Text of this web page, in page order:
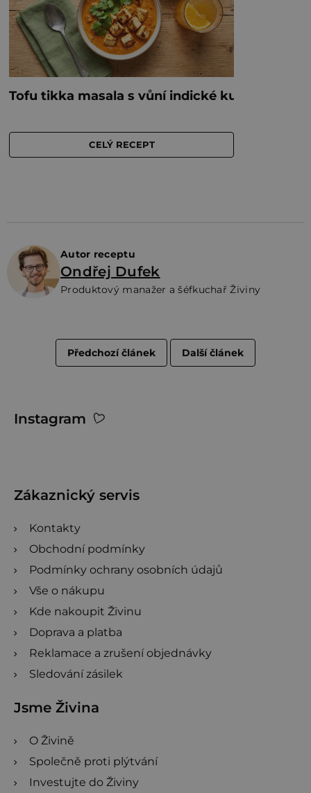
Autor receptu
Ondřej Dufek
Produktový manažer a šéfkuchař Živiny
Předchozí článek Další článek
Instagram
Zákaznický servis
Kontakty
Obchodní podmínky
Podmínky ochrany osobních údajů
Vše o nákupu
Kde nakoupit Živinu
Doprava a platba
Reklamace a zrušení objednávky
Sledování zásilek
Jsme Živina
O Živině
Společně proti plýtvání
Investujte do Živiny